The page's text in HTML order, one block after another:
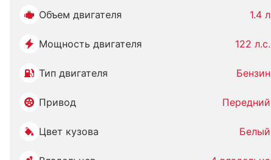
Объем двигателя 1.4 л
Мощность двигателя 122 л.с.
Тип двигателя Бензин
Привод Передний
Цвет кузова Белый